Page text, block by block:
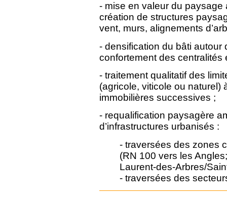
- mise en valeur du paysage
création de structures
vent, murs, alignements
- densification du bâti autour
confortement des centralités
- traitement qualitatif des
(agricole, viticole ou naturel)
immobilières successives ;
- requalification paysagère
d’infrastructures urbanisés :
- traversées des zones
(RN 100 vers les
Laurent-des-Arbres/
- traversées des